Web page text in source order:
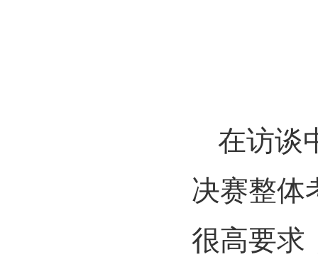
在访谈
决赛整体
很高要求